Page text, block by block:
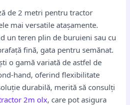
de 2 metri pentru tractor
mai versatile atașamente.
un teren plin de buruieni sau cu
fină, gata pentru semănat.
o gamă variată de astfel de
hand, oferind flexibilitate
durabilă, merită să consulți
2m olx, care pot asigura